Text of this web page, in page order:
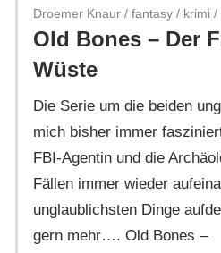
Droemer Knaur / fantasy / krimi /
Old Bones – Der
Wüste
Die Serie um die beiden
mich bisher immer
FBI-Agentin und die
Fällen immer wieder
unglaublichsten Dinge
gern mehr…. Old Bones –